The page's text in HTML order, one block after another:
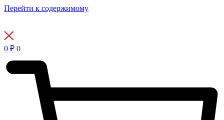
Перейти к содержимому
0 ₽ 0